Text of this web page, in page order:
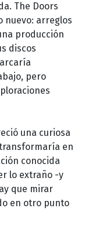
The Doors
nuevo: arreglos
producción
discos
pero
una curiosa
en
conocida
lo extraño -y
que mirar
en otro punto